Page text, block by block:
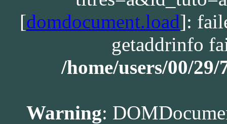
[domdocument.load]:
getaddrinfo
/home/users/00/
Warning: